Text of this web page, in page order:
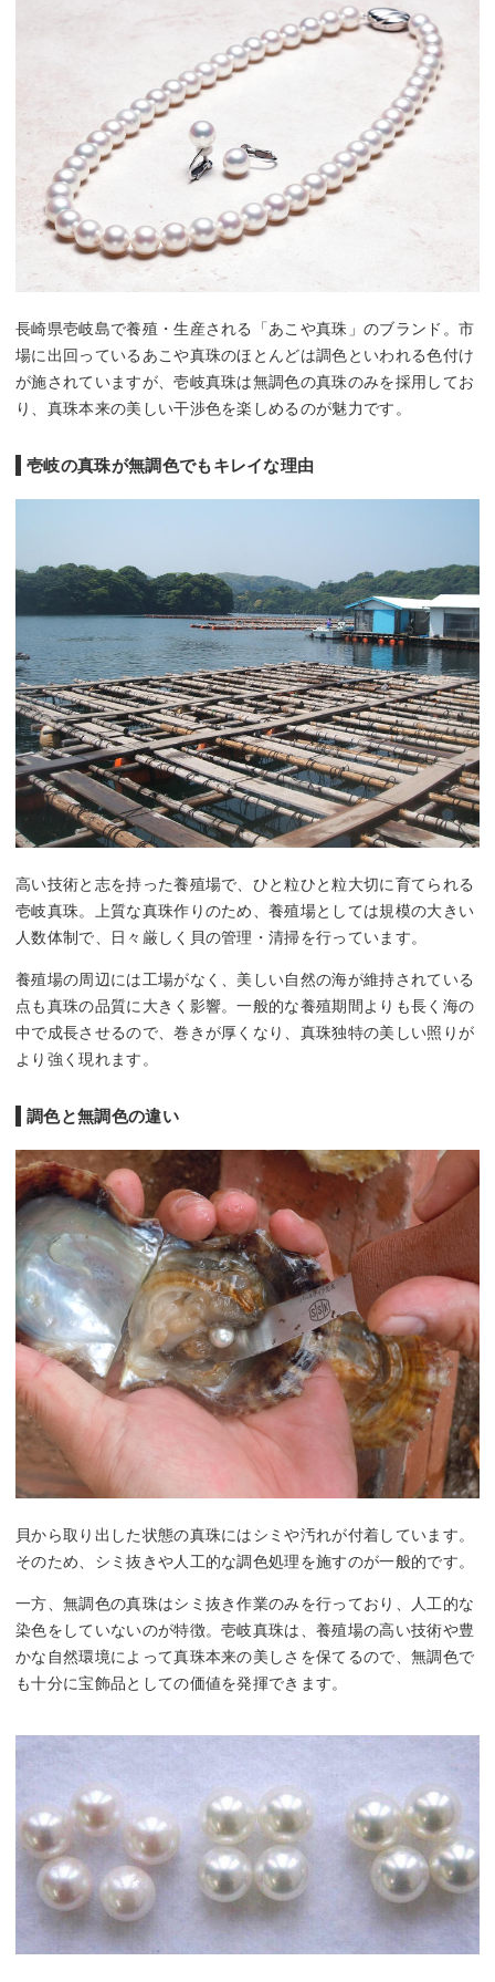
長崎県壱岐島で養殖・生産される「あこや真珠」のブランド。市
場に出回っているあこや真珠のほとんどは調色といわれる色付け
が施されていますが、壱岐真珠は無調色の真珠のみを採用してお
り、真珠本来の美しい干渉色を楽しめるのが魅力です。
壱岐の真珠が無調色でもキレイな理由
高い技術と志を持った養殖場で、ひと粒ひと粒大切に育てられる
壱岐真珠。上質な真珠作りのため、養殖場としては規模の大きい
人数体制で、日々厳しく貝の管理・清掃を行っています。
養殖場の周辺には工場がなく、美しい自然の海が維持されている
点も真珠の品質に大きく影響。一般的な養殖期間よりも長く海の
中で成長させるので、巻きが厚くなり、真珠独特の美しい照りが
より強く現れます。
調色と無調色の違い
貝から取り出した状態の真珠にはシミや汚れが付着しています。
そのため、シミ抜きや人工的な調色処理を施すのが一般的です。
一方、無調色の真珠はシミ抜き作業のみを行っており、人工的な
染色をしていないのが特徴。壱岐真珠は、養殖場の高い技術や豊
かな自然環境によって真珠本来の美しさを保てるので、無調色で
も十分に宝飾品としての価値を発揮できます。